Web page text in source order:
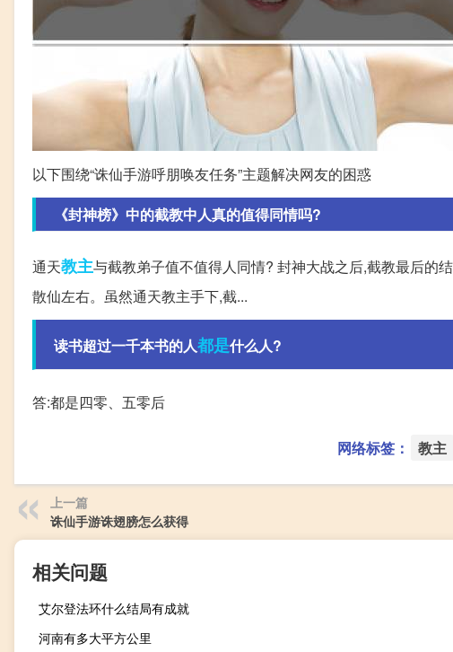
以下围绕“诛仙手游呼朋唤友任务”主题解决网友的困惑
《封神榜》中的截教中人真的值得同情吗?
通天教主与截教弟子值不值得人同情? 封神大战之后,截教最后的
散仙左右。虽然通天教主手下,截...
读书超过一千本书的人都是什么人?
答:都是四零、五零后
网络标签： 教主
上一篇
诛仙手游诛翅膀怎么获得
相关问题
艾尔登法环什么结局有成就
河南有多大平方公里